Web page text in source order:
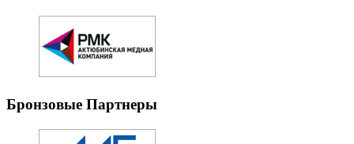
Бронзовые Партнеры